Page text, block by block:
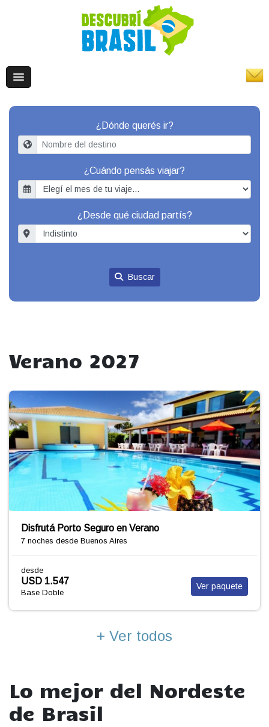
¿Dónde querés ir?
¿Cuándo pensás viajar?
¿Desde qué ciudad partís?
Buscar
Verano 2027
Volá a Pipa con LATAM
9 noches desde Buenos Aires
+ Ver todos
Lo mejor del Nordeste
de Brasil